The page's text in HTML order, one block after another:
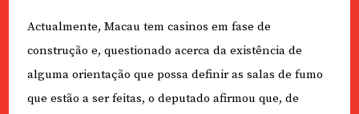
Actualmente, Macau tem casinos em fase de
construção e, questionado acerca da existência de
alguma orientação que possa definir as salas de fumo
que estão a ser feitas, o deputado afirmou que, de